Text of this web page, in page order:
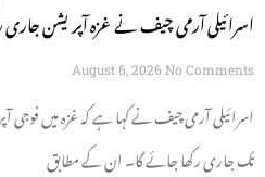
اسرائیلی آرمی چیف نے غزہ آپریشن جاری
August 6, 2026 No Comments
اسرائیلی آرمی چیف نے کہا ہے کہ غزہ میں
تک جاری رکھا جائے گا۔ ان کے مطابق